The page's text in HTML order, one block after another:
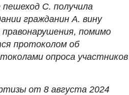
С. получила
гражданин А. вину
помимо
протоколом об
опроса участников
от 8 августа 2024